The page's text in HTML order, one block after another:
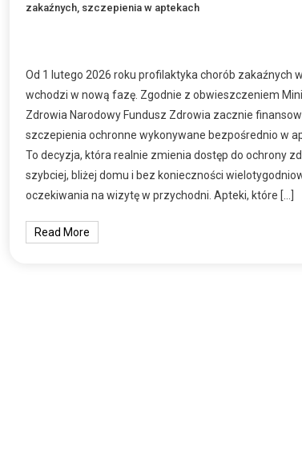
zakaźnych szczepienia w aptekach
Od 1 lutego 2026 roku profilaktyka chorób zakaźnych
wchodzi w nową fazę. Zgodnie z obwieszczeniem
Zdrowia Narodowy Fundusz Zdrowia zacznie
szczepienia ochronne wykonywane bezpośrednio w
To decyzja, która realnie zmienia dostęp do ochrony
szybciej, bliżej domu i bez konieczności
oczekiwania na wizytę w przychodni. Apteki, które […]
Read More